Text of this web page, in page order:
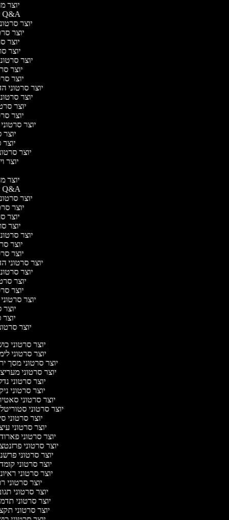
יוצר
יוצר סרטוני Q&A
יוצר
יוצר
יוצר
יוצר
יוצר
יוצר
יוצר
יוצר סרטוני
יוצר
יוצר
יוצר
יוצר
יוצר
יוצר
יוצר
יוצר
יוצר
יוצר סרטוני Q&A
יוצר
יוצר
יוצר
יוצר
יוצר
יוצר
יוצר
יוצר סרטוני
יוצר
יוצר
יוצר
יוצר
יוצר
יוצר
יוצר
יוצר סרטוני
יוצר סרטוני
יוצר סרטוני מסך
יוצר סרטוני
יוצר סרטוני
יוצר סרטוני
יוצר סרטוני
יוצר סרטוני
יוצר סרטוני
יוצר סרטוני
יוצר סרטוני
יוצר סרטוני
יוצר סרטוני
יוצר סרטוני
יוצר סרטוני
יוצר סרטוני
יוצר סרטוני
יוצר סרטוני
יוצר סרטוני